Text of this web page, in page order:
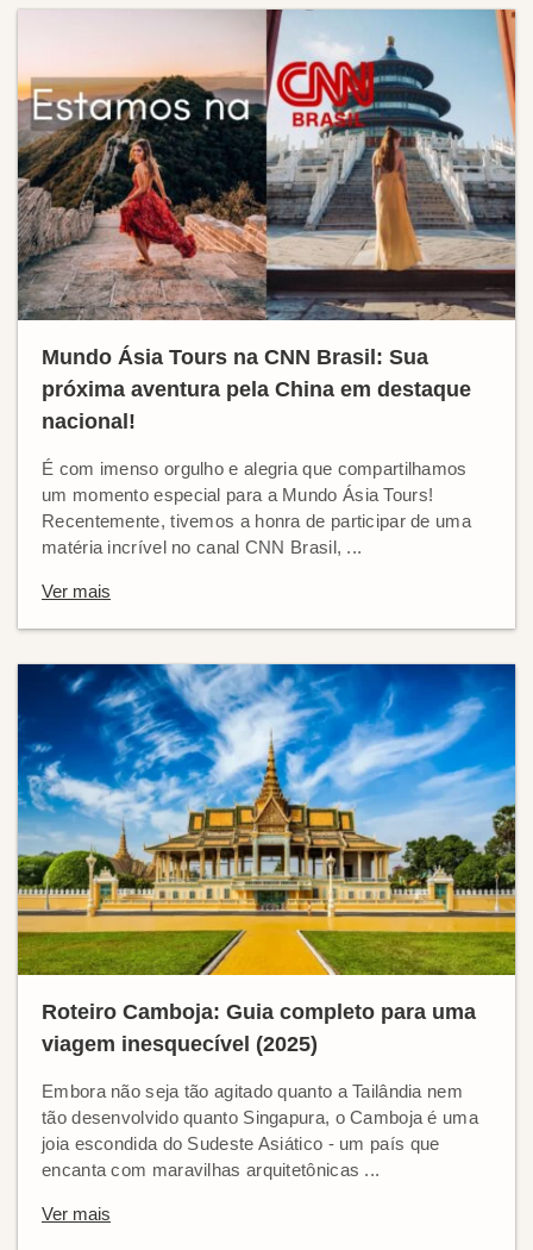
Mundo Ásia Tours na CNN Brasil: Sua
próxima aventura pela China em destaque
nacional!
É com imenso orgulho e alegria que compartilhamos
um momento especial para a Mundo Ásia Tours!
Recentemente, tivemos a honra de participar de uma
matéria incrível no canal CNN Brasil, ...
Ver mais
Roteiro Camboja: Guia completo para uma
viagem inesquecível (2025)
Embora não seja tão agitado quanto a Tailândia nem
tão desenvolvido quanto Singapura, o Camboja é uma
joia escondida do Sudeste Asiático - um país que
encanta com maravilhas arquitetônicas ...
Ver mais